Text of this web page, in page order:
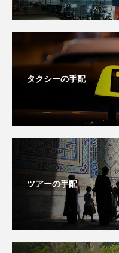
タクシーの手配
ツアーの手配